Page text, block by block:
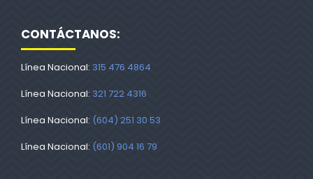
CONTÁCTANOS:
Línea Nacional: 315 476 4864
Línea Nacional: 321 722 4316
Línea Nacional: (604) 251 30 53
Línea Nacional: (601) 904 16 79